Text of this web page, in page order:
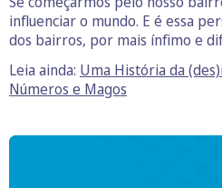
influenciar o mundo. E é essa
dos bairros, por mais ínfimo e
Leia ainda: Uma História da
Números e Magos